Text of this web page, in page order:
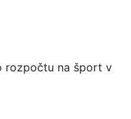
rozpočtu na šport v